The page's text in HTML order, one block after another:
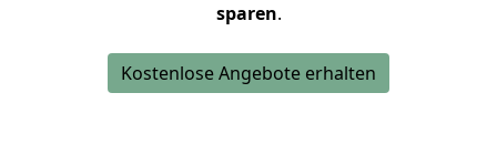
sparen.
Kostenlose Angebote erhalten